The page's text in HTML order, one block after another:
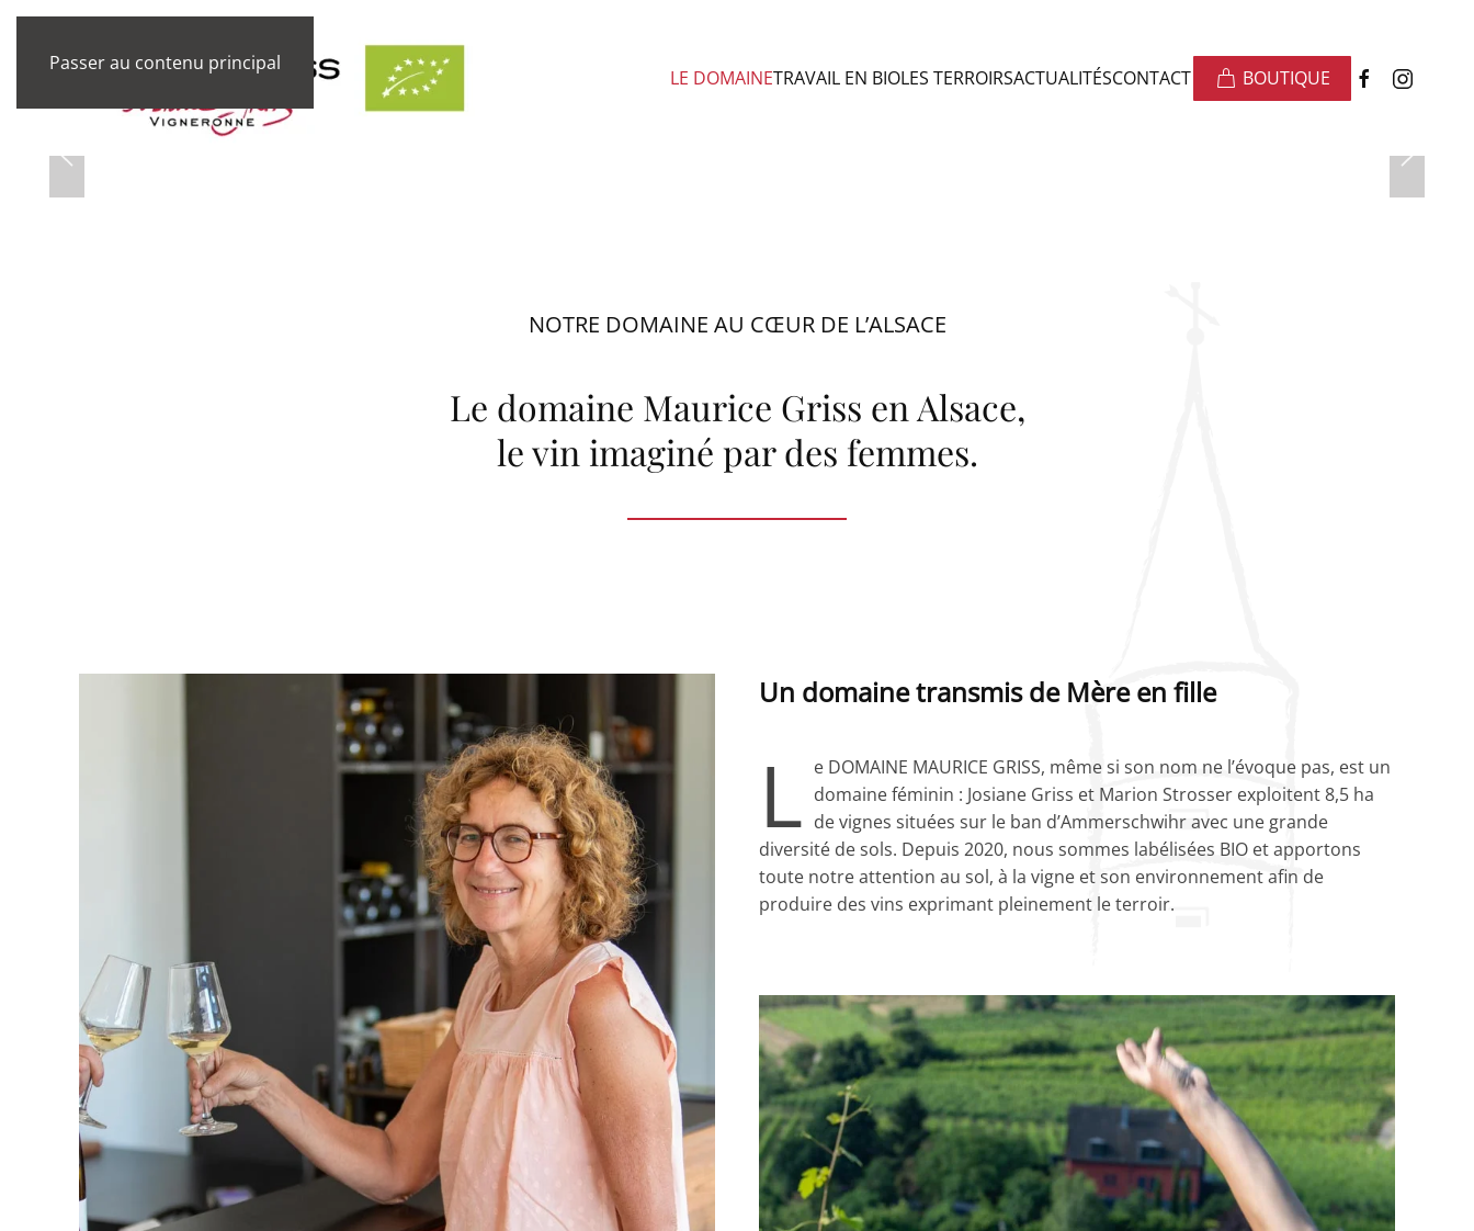
Passer au contenu principal
LE DOMAINETRAVAIL EN BIOLES TERROIRSACTUALITÉSCONTACT BOUTIQUE
NOTRE DOMAINE AU CŒUR DE L’ALSACE
Le domaine Maurice Griss en Alsace,
le vin imaginé par des femmes.
Un domaine transmis de Mère en fille
L e DOMAINE MAURICE GRISS, même si son nom ne l’évoque pas, est un
domaine féminin : Josiane Griss et Marion Strosser exploitent 8,5 ha
de vignes situées sur le ban d’Ammerschwihr avec une grande
diversité de sols. Depuis 2020, nous sommes labélisées BIO et apportons
toute notre attention au sol, à la vigne et son environnement afin de
produire des vins exprimant pleinement le terroir.